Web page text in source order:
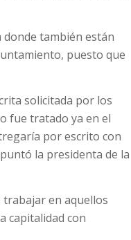
donde también están
puesto que
solicitada por los
fue tratado ya en el
por escrito con
la presidenta de la
en aquellos
capitalidad con